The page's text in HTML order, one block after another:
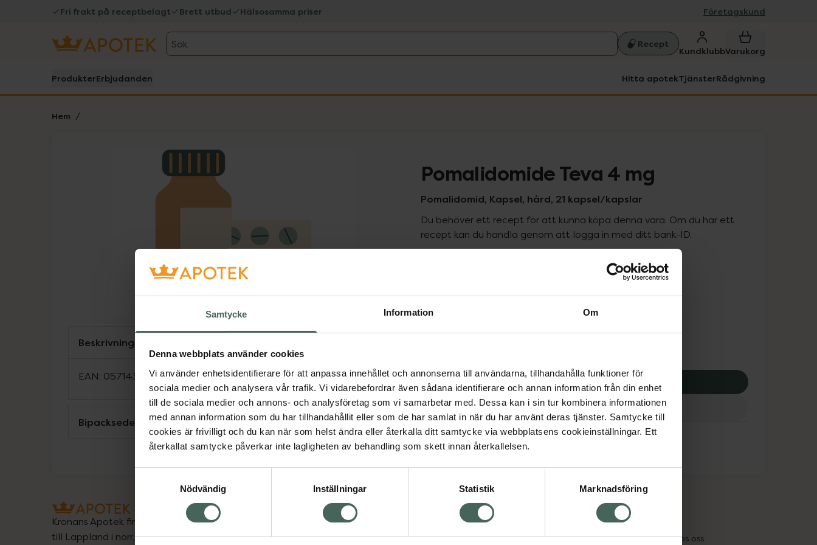
Samtycke Information Om
Denna webbplats använder cookies
Vi använder enhetsidentifierare för att anpassa innehållet och annonserna till användarna, tillhandahålla funktioner för
sociala medier och analysera vår trafik. Vi vidarebefordrar även sådana identifierare och annan information från din enhet
till de sociala medier och annons- och analysföretag som vi samarbetar med. Dessa kan i sin tur kombinera informationen
med annan information som du har tillhandahållit eller som de har samlat in när du har använt deras tjänster. Samtycke till
cookies är frivilligt och du kan när som helst ändra eller återkalla ditt samtycke via webbplatsens cookieinställningar. Ett
återkallat samtycke påverkar inte lagligheten av behandling som skett innan återkallelsen.
Nödvändig
Inställningar Statistik Marknadsföring
Fri frakt på receptbelagt Brett utbud Hälsosamma priser Företagskund
Sök Recept
KundklubbVarukorg
ProdukterErbjudanden Hitta apotekTjänsterRådgivning
Hem
Lista: . Innehåller 1 objekt. Pomalidomide Teva 4 mg
Pomalidomid, Kapsel, hård, 21 kapsel/kapslar
Du behöver ett recept för att kunna köpa denna vara. Om du har ett
recept kan du handla genom att logga in med ditt bank-ID.
Pris med recept
18511,39 kr
Köp via ditt recept
Aktuella erbjudanden
Beskrivning
EAN: 05714372016525
Bipacksedel från FASS Visa
Kronans Apotek finns här för dig. Du hittar oss från Skåne i syd
till Lappland i norr, och online i mobilen och på datorn.
Vanliga frågor
Om recept och läkemedel
Högkostnadsskyddet
Jobba hos oss